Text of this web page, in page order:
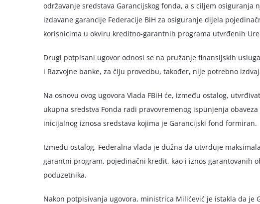
održavanje sredstava Garancijskog fonda, a s ciljem osiguranja
izdavane garancije Federacije BiH za osiguranje dijela
korisnicima u okviru kreditno-garantnih programa utvrđenih
Drugi potpisani ugovor odnosi se na pružanje finansijskih
i Razvojne banke, za čiju provedbu, također, nije potrebno
Na osnovu ovog ugovora Vlada FBiH će, između ostalog,
ukupna sredstva Fonda radi pravovremenog ispunjenja
inicijalnog iznosa sredstava kojima je Garancijski fond formiran.
Između ostalog, Federalna vlada je dužna da utvrđuje
garantni program, pojedinačni kredit, kao i iznos garantovanih
poduzetnika.
Nakon potpisivanja ugovora, ministrica Milićević je istakla da je